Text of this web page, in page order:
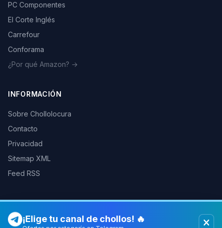
PC Componentes
El Corte Inglés
Carrefour
Conforama
¿Por qué Amazon? →
INFORMACIÓN
Sobre Chollolocura
Contacto
Privacidad
Sitemap XML
Feed RSS
© 2026 Chollolocura. Todos los derechos reservados.
Como afiliados de Amazon, PC Componentes y otras tiendas
¡Elige tu canal de chollos! 🔥